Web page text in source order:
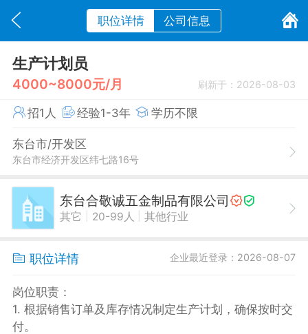
职位详情 公司信息
生产计划员
4000~8000元/月 刷新于：2026-08-03
招1人 经验1-3年 学历不限
东台市/开发区
东台市经济开发区纬七路16号
东台合敬诚五金制品有限公司
其它 20-99人 其他行业
职位详情 企业最近登录：2026-08-07
岗位职责：
1. 根据销售订单及库存情况制定生产计划，确保按时交
付。